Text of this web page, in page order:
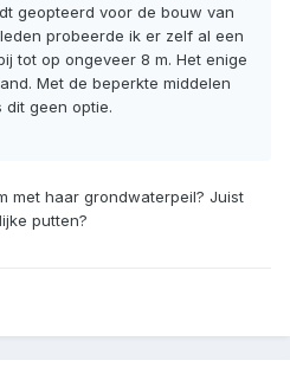
geopteerd voor de bouw van
probeerde ik er zelf al een
tot op ongeveer 8 m. Het enige
Met de beperkte middelen
geen optie.
met haar grondwaterpeil? Juist
putten?